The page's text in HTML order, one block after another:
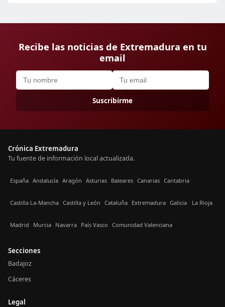
Recibe las noticias de Extremadura en tu
email
Suscribirme
Crónica Extremadura
Tu fuente de información local actualizada.
España Andalucía Aragón Asturias Baleares Canarias Cantabria
Castilla La-Mancha Castilla y León Cataluña Extremadura Galicia La Rioja
Madrid Murcia Navarra País Vasco Comunidad Valenciana
Secciones
Badajoz
Cáceres
Legal